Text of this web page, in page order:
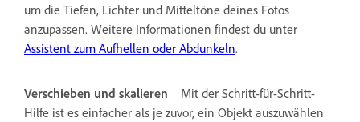
um die Tiefen, Lichter und Mitteltöne deines Fotos
anzupassen. Weitere Informationen findest du unter
Assistent zum Aufhellen oder Abdunkeln.
Verschieben und skalieren
Mit der Schritt-für-Schritt-
Hilfe ist es einfacher als je zuvor, ein Objekt auszuwählen